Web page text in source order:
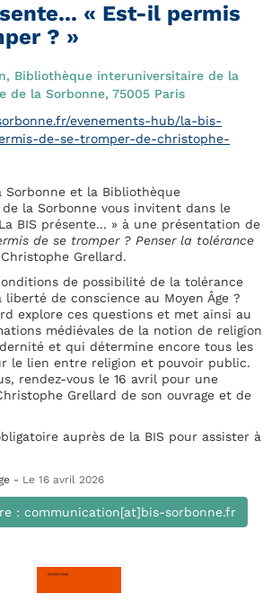
« Est-il permis
? »
Bibliothèque interuniversitaire de la
de la Sorbonne, 75005 Paris
evenements-hub/la-bis-
de-se-tromper-de-christophe-
Sorbonne et la Bibliothèque
la Sorbonne vous invitent dans le
BIS présente... » à une présentation de
de se tromper ? Penser la tolérance
Grellard.
de possibilité de la tolérance
de conscience au Moyen Âge ?
explore ces questions et met ainsi au
médiévales de la notion de religion
et qui détermine encore tous les
le lien entre religion et pouvoir public.
rendez-vous le 16 avril pour une
Grellard de son ouvrage et de
auprès de la BIS pour assister à
- Le 16 avril 2026
: communication[at]bis-sorbonne.fr